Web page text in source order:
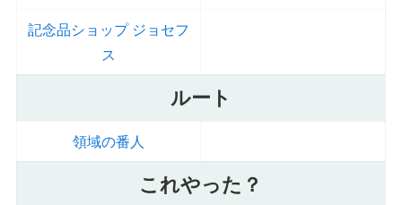
記念品ショップ ジョセフ
ス
ルート
領域の番人
これやった？